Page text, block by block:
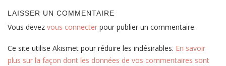
LAISSER UN COMMENTAIRE
Vous devez vous connecter pour publier un commentaire.
Ce site utilise Akismet pour réduire les indésirables. En savoir
plus sur la façon dont les données de vos commentaires sont